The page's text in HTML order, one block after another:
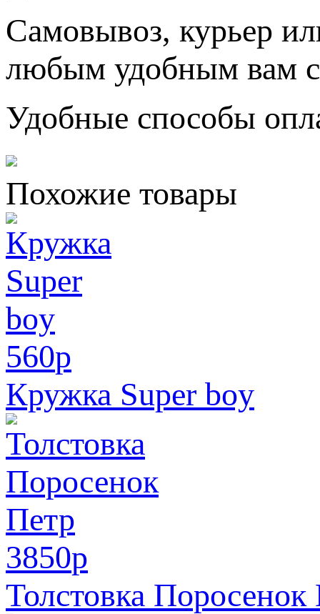
Самовывоз, курьер
любым удобным вам
Удобные способы
Похожие товары
560p
Кружка Super boy
3850p
Толстовка Поросенок